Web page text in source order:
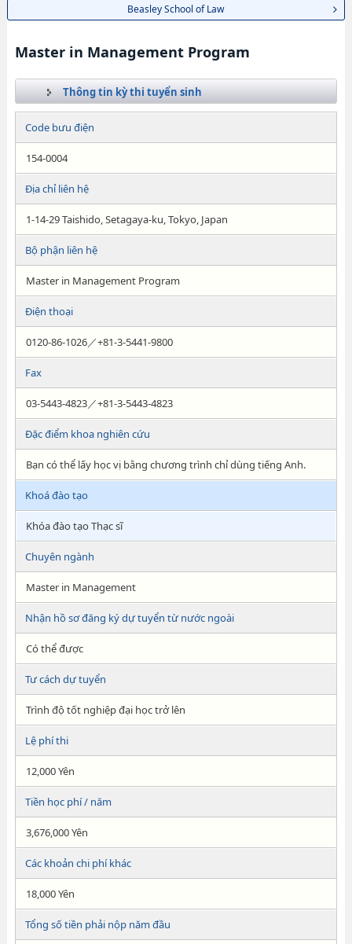
Beasley School of Law
Master in Management Program
Thông tin kỳ thi tuyển sinh
Code bưu điện
154-0004
Địa chỉ liên hệ
1-14-29 Taishido, Setagaya-ku, Tokyo, Japan
Bộ phận liên hệ
Master in Management Program
Điện thoại
0120-86-1026／+81-3-5441-9800
Fax
03-5443-4823／+81-3-5443-4823
Đặc điểm khoa nghiên cứu
Bạn có thể lấy học vị bằng chương trình chỉ dùng tiếng Anh.
Khoá đào tạo
Khóa đào tạo Thạc sĩ
Chuyên ngành
Master in Management
Nhận hồ sơ đăng ký dự tuyển từ nước ngoài
Có thể được
Tư cách dự tuyển
Trình độ tốt nghiệp đại học trở lên
Lệ phí thi
12,000 Yên
Tiền học phí / năm
3,676,000 Yên
Các khoản chi phí khác
18,000 Yên
Tổng số tiền phải nộp năm đầu